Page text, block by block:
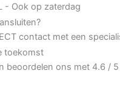
- Ook op zaterdag
contact met een
toekomst
beoordelen ons met 4.6 / 5